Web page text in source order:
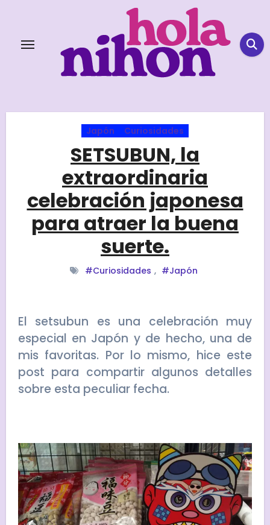
content
Japón Curiosidades
SETSUBUN, la
extraordinaria
celebración japonesa
para atraer la buena
suerte.
#Curiosidades , #Japón
El setsubun es una celebración muy
especial en Japón y de hecho, una de
mis favoritas. Por lo mismo, hice este
post para compartir algunos detalles
sobre esta peculiar fecha.